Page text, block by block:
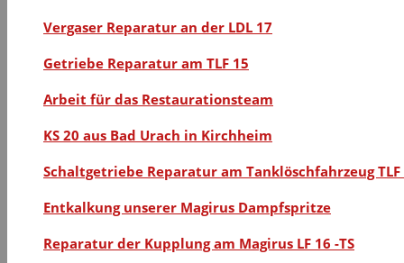
Vergaser Reparatur an der LDL 17
Getriebe Reparatur am TLF 15
Arbeit für das Restaurationsteam
KS 20 aus Bad Urach in Kirchheim
Schaltgetriebe Reparatur am Tanklöschfahrzeug TLF
Entkalkung unserer Magirus Dampfspritze
Reparatur der Kupplung am Magirus LF 16 -TS